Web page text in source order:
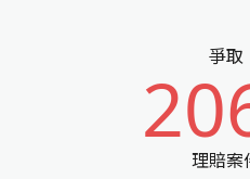
爭取
理賠案